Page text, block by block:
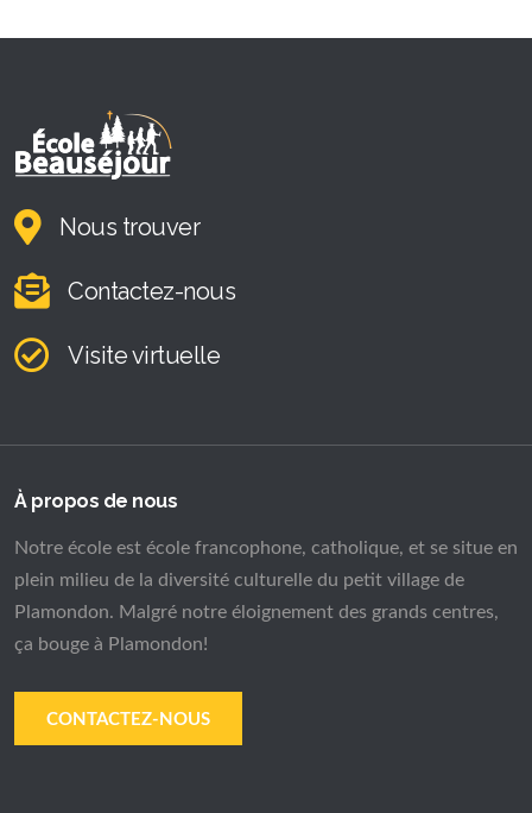
Nous trouver
Contactez-nous
Visite virtuelle
À propos de nous
Notre école est école francophone, catholique, et se situe en
plein milieu de la diversité culturelle du petit village de
Plamondon. Malgré notre éloignement des grands centres,
ça bouge à Plamondon!
CONTACTEZ-NOUS